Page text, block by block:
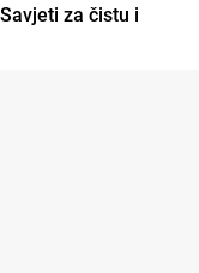
za čistu i